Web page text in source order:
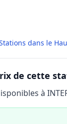
dans le
de cette
à